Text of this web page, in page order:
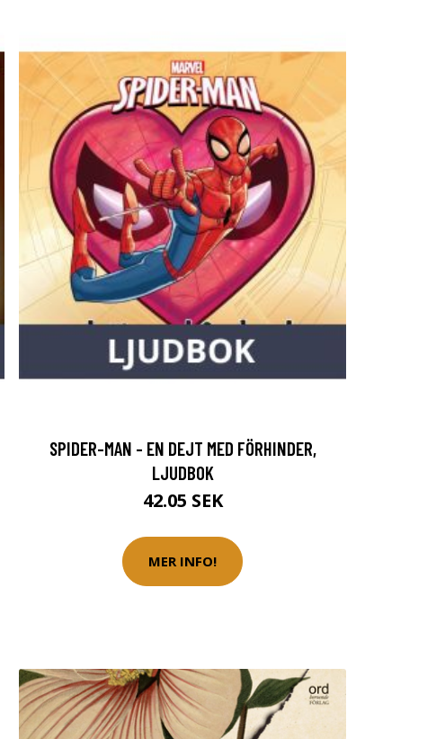
SPIDER-MAN - EN DEJT MED FÖRHINDER,
LJUDBOK
42.05 SEK
MER INFO!